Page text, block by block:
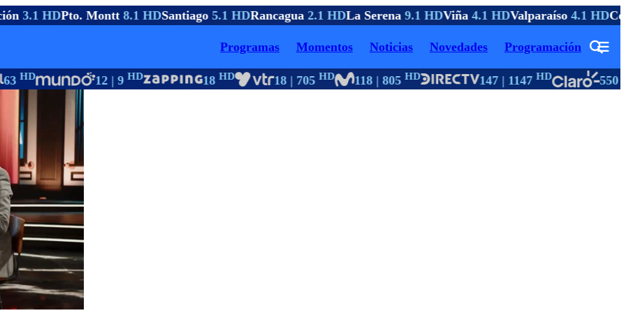
3.1 HDPto. Montt8.1 HDSantiago5.1 HDRancagua2.1 HDLa Serena9.1 HDViña4.1 HDValparaíso4.1 HD
Programas Momentos Noticias Novedades Programación
HD 12 | 9HD 18HD 18 | 705HD 118 | 805HD 147 | 1147HD 550